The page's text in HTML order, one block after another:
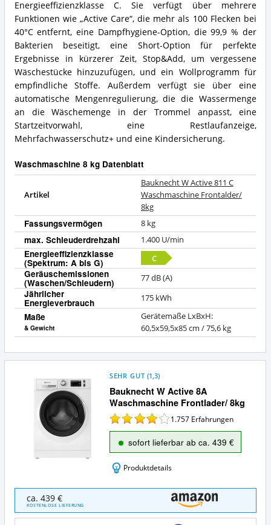
Energieeffizienzklasse C. Sie verfügt über mehrere
Funktionen wie „Active Care“, die mehr als 100 Flecken bei
40°C entfernt, eine Dampfhygiene-Option, die 99,9 % der
Bakterien beseitigt, eine Short-Option für perfekte
Ergebnisse in kürzerer Zeit, Stop&Add, um vergessene
Wäschestücke hinzuzufügen, und ein Wollprogramm für
empfindliche Stoffe. Außerdem verfügt sie über eine
automatische Mengenregulierung, die die Wassermenge
an die Wäschemenge in der Trommel anpasst, eine
Startzeitvorwahl, eine Restlaufanzeige,
Mehrfachwasserschutz+ und eine Kindersicherung.
Waschmaschine 8 kg Datenblatt
Artikel
Bauknecht W Active 811 C
Waschmaschine Frontalder/
8kg
Fassungsvermögen 8 kg
max. Schleuderdrehzahl 1.400 U/min
Energieeffizienzklasse
(Spektrum: A bis G) C
Geräuschemissionen
(Waschen/Schleudern) 77 dB (A)
Jährlicher
Energieverbrauch 175 kWh
Maße
& Gewicht
Gerätemaße LxBxH:
60,5x59,5x85 cm / 75,6 kg
Bauknecht W Active 8A
Waschmaschine Frontlader/ 8kg
SEHR GUT (1,3)
1.757 Erfahrungen
sofort lieferbar ab ca. 439 €
Produktdetails
Bauknecht
Active
ca. 439 €
KOSTENLOSE LIEFERUNG